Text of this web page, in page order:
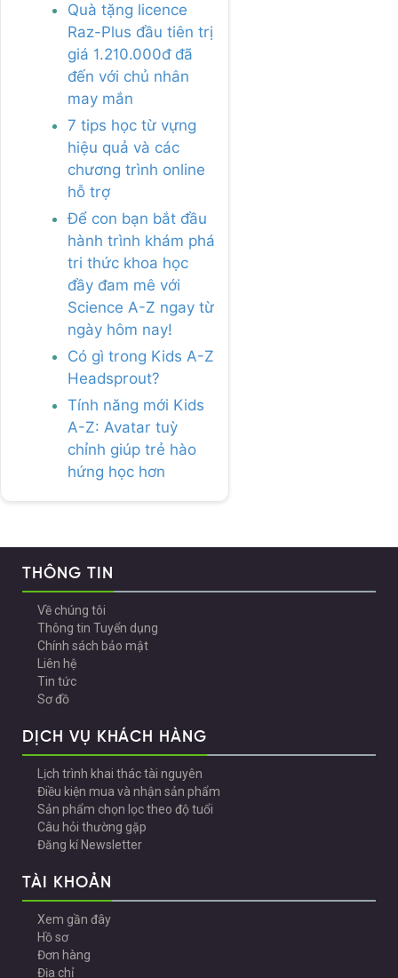
Quà tặng licence
Raz-Plus đầu tiên trị
giá 1.210.000đ đã
đến với chủ nhân
may mắn
7 tips học từ vựng
hiệu quả và các
chương trình online
hỗ trợ
Để con bạn bắt đầu
hành trình khám phá
tri thức khoa học
đầy đam mê với
Science A-Z ngay từ
ngày hôm nay!
Có gì trong Kids A-Z
Headsprout?
Tính năng mới Kids
A-Z: Avatar tuỳ
chỉnh giúp trẻ hào
hứng học hơn
THÔNG TIN
Về chúng tôi
Thông tin Tuyển dụng
Chính sách bảo mật
Liên hệ
Tin tức
Sơ đồ
DỊCH VỤ KHÁCH HÀNG
Lịch trình khai thác tài nguyên
Điều kiện mua và nhận sản phẩm
Sản phẩm chọn lọc theo độ tuổi
Câu hỏi thường gặp
Đăng kí Newsletter
TÀI KHOẢN
Xem gần đây
Hồ sơ
Đơn hàng
Địa chỉ